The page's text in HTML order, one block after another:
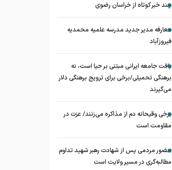
چند خبر کوتاه از خراسان رضوی
معارفه مدیر جدید مدرسه علمیه محمدیه
فیروزآباد
بافت جامعه ایرانی مبتنی بر حیا است، نه
برهنگی تحمیلی/برخی برای ترویج برهنگی دلار
می‌گیرند
برخی وقیحانه دم از مذاکره می‌زنند/ عزت در
مقاومت است
حضور مردمی پس از شهادت رهبر شهید تداوم
مطالبه‌گری در مسیر ولایت است